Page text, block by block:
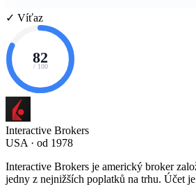
✓ Víťaz
82
/ 100
Interactive Brokers
USA · od 1978
Interactive Brokers je americký broker
jedny z nejnižších poplatků na trhu. Účet